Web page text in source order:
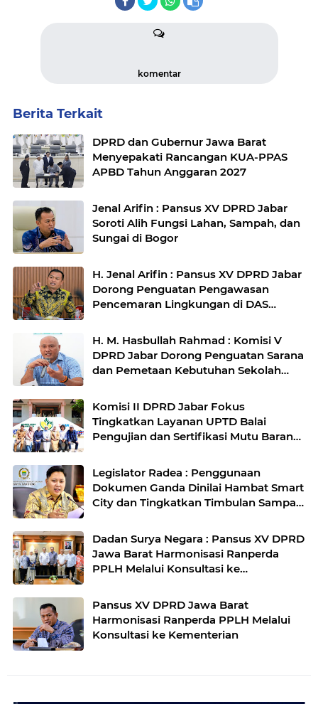
komentar
Berita Terkait
DPRD dan Gubernur Jawa Barat
Menyepakati Rancangan KUA-PPAS
APBD Tahun Anggaran 2027
Jenal Arifin : Pansus XV DPRD Jabar
Soroti Alih Fungsi Lahan, Sampah, dan
Sungai di Bogor
H. Jenal Arifin : Pansus XV DPRD Jabar
Dorong Penguatan Pengawasan
Pencemaran Lingkungan di DAS
H. M. Hasbullah Rahmad : Komisi V
DPRD Jabar Dorong Penguatan Sarana
dan Pemetaan Kebutuhan Sekolah
Komisi II DPRD Jabar Fokus
Tingkatkan Layanan UPTD Balai
Pengujian dan Sertifikasi Mutu Barang
Legislator Radea : Penggunaan
Dokumen Ganda Dinilai Hambat Smart
City dan Tingkatkan Timbulan Sampah
Dadan Surya Negara : Pansus XV DPRD
Jawa Barat Harmonisasi Ranperda
PPLH Melalui Konsultasi ke
Pansus XV DPRD Jawa Barat
Harmonisasi Ranperda PPLH Melalui
Konsultasi ke Kementerian